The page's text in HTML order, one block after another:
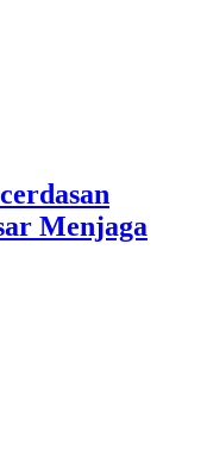
Menjaga